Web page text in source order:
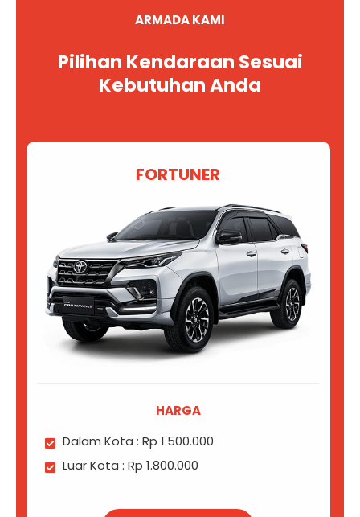
ARMADA KAMI
Pilihan Kendaraan Sesuai
Kebutuhan Anda
FORTUNER
HARGA
Dalam Kota : Rp 1.500.000
Luar Kota : Rp 1.800.000